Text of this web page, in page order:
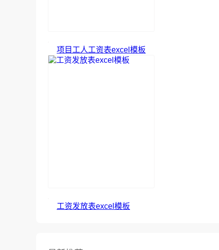
项目工人工资表excel模板
工资发放表excel模板